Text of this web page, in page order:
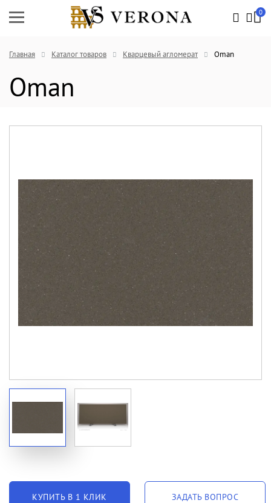
0
Главная Каталог товаров Кварцевый агломерат Oman
Oman
КУПИТЬ В 1 КЛИК ЗАДАТЬ ВОПРОС